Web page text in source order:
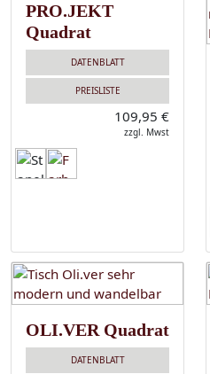
PRO.JEKT
Quadrat
DATENBLATT
PREISLISTE
109,95 €
zzgl. Mwst
OLI.VER Quadrat
DATENBLATT